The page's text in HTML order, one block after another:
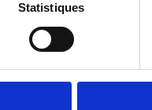
Statistiques
IME, ESAT ?